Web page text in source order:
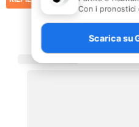
Con i pronostici
Scarica su